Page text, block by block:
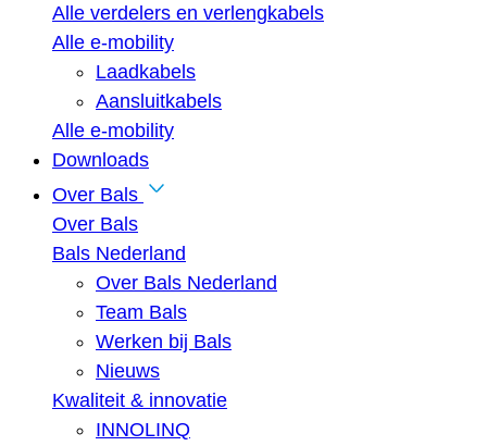
Alle verdelers en verlengkabels
Alle e-mobility
Laadkabels
Aansluitkabels
Alle e-mobility
Downloads
Over Bals
Over Bals
Bals Nederland
Over Bals Nederland
Team Bals
Werken bij Bals
Nieuws
Kwaliteit & innovatie
INNOLINQ